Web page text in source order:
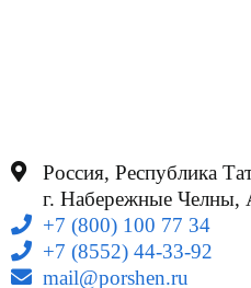
Россия, Республика
г. Набережные Челны,
+7 (800) 100 77 34
+7 (8552) 44-33-92
mail@porshen.ru